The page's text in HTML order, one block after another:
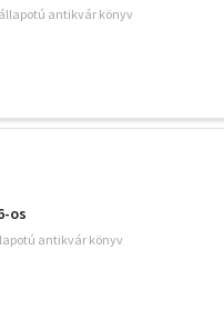
antikvár könyv
os
antikvár könyv